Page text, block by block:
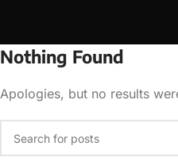
Nothing Found
Apologies, but no results